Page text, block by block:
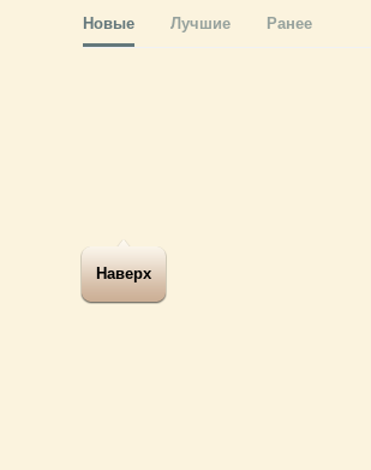
Наверх
Новые Лучшие Ранее